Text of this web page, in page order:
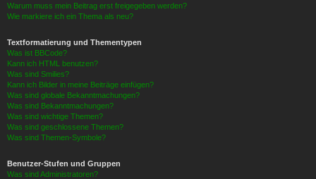
Warum muss mein Beitrag erst freigegeben werden?
Wie markiere ich ein Thema als neu?
Textformatierung und Thementypen
Was ist BBCode?
Kann ich HTML benutzen?
Was sind Smilies?
Kann ich Bilder in meine Beiträge einfügen?
Was sind globale Bekanntmachungen?
Was sind Bekanntmachungen?
Was sind wichtige Themen?
Was sind geschlossene Themen?
Was sind Themen-Symbole?
Benutzer-Stufen und Gruppen
Was sind Administratoren?